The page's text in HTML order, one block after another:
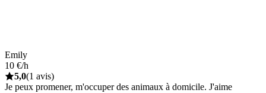
Emily
10 €/h
5,0(1 avis)
Je peux promener, m'occuper des animaux à domicile. J'aime